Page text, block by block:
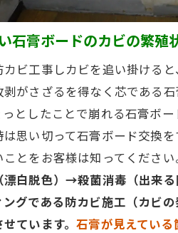
石膏ボードのカビの繁殖
カビ工事しカビを追い掛ける
がさざるを得なく芯である
っとしたことで崩れる石膏ボ
は思い切って石膏ボード交換を
ことをお客様は知ってくださ
漂白脱色）→殺菌消毒（出来
ングである防カビ施工（カビ
ています。石膏が見えてい